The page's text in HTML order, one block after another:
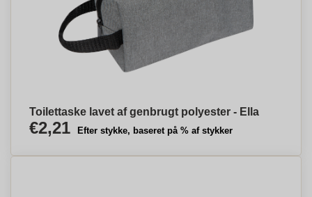
Toilettaske lavet af genbrugt polyester - Ella
€2,21 Efter stykke, baseret på % af stykker